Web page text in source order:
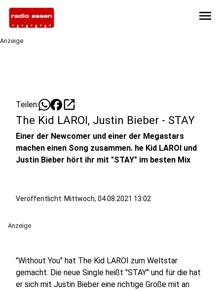
menu
Anzeige
Teilen: open_in_new
The Kid LAROI, Justin Bieber - STAY
Einer der Newcomer und einer der Megastars
machen einen Song zusammen. he Kid LAROI und
Justin Bieber hört ihr mit "STAY" im besten Mix
Veröffentlicht: Mittwoch, 04.08.2021 13:02
Anzeige
"Without You" hat The Kid LAROI zum Weltstar
gemacht. Die neue Single heißt "STAY" und für die hat
er sich mit Justin Bieber eine richtige Größe mit an